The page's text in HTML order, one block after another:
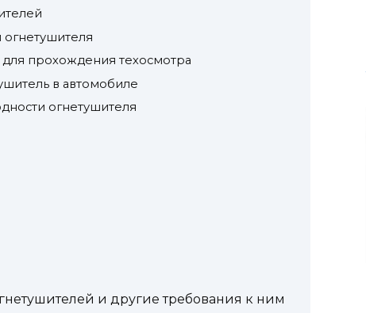
прохождения техосмотра
в автомобиле
огнетушителя
и другие требования к ним